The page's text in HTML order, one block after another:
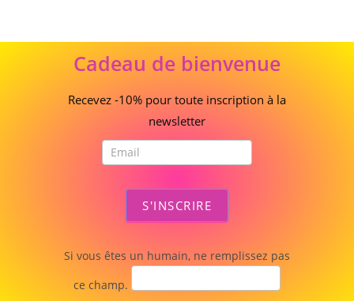
deCadeau de bienvenue
Recevez -10% pour toute inscription à la
newsletter
S'INSCRIRE
Si vous êtes un humain, ne remplissez pas
ce champ.